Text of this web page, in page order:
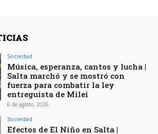
Sociedad
Música, esperanza, cantos y lucha |
Salta marchó y se mostró con
fuerza para combatir la ley
entreguista de Milei
6 de agosto, 2026
Sociedad
Efectos de El Niño en Salta |